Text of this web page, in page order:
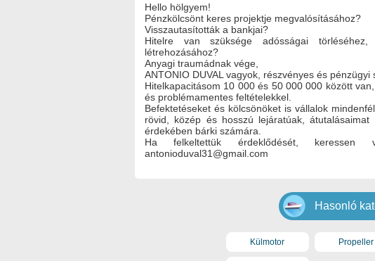
Hello hölgyem!
Pénzkölcsönt keres projektje megvalósításához?
Visszautasították a bankjai?
Hitelre van szüksége adósságai
létrehozásához?
Anyagi traumádnak vége,
ANTONIO DUVAL vagyok, részvényes és pénzügyi
Hitelkapacitásom 10 000 és 50 000 000 között
és problémamentes feltételekkel.
Befektetéseket és kölcsönöket is vállalok
rövid, közép és hosszú lejáratúak,
érdekében bárki számára.
Ha felkeltettük érdeklődését, keressen
antonioduval31@gmail.com
Hasonló
Külmotor Propeller